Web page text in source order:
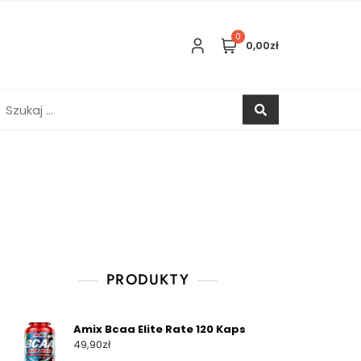
0
0,00zł
PRODUKTY
Amix Bcaa Elite Rate 120 Kaps
49,90zł